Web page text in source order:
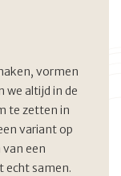
vormen
we altijd in de
te zetten in
variant op
een
echt samen.